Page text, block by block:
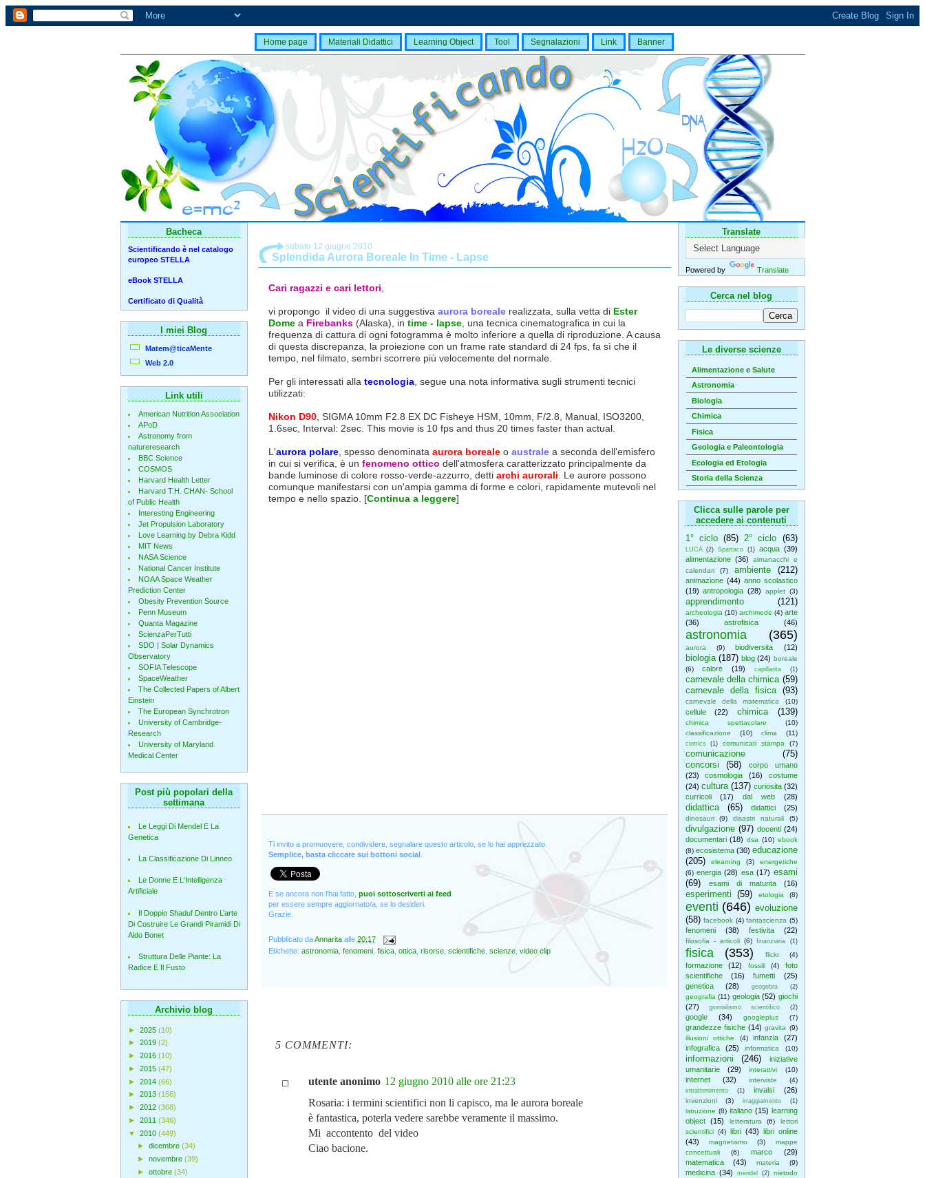
Home page Materiali Didattici Learning Object Tool Segnalazioni Link Banner
Translate
Powered by Translate
Cerca nel blog
Le diverse scienze
Alimentazione e Salute
Astronomia
Biologia
Chimica
Fisica
Geologia e Paleontologia
Ecologia ed Etologia
Storia della Scienza
Clicca sulle parole per
accedere ai contenuti
1° ciclo (85) 2° ciclo (63)
LUCA (2) Spartaco (1) acqua (39)
alimentazione (36)
almanacchi e
calendari
(7) ambiente (212)
animazione (44) anno scolastico
(19) antropologia (28) applet (3)
apprendimento (121)
archeologia (10) archimede (4) arte
(36)
astrofisica (46)
astronomia (365)
aurora (9) biodiversita (12)
biologia (187) blog (24) boreale
(6)
calore (19) capillarita (1)
carnevale della chimica (59)
carnevale della fisica
(93)
carnevale della matematica (10)
cellule (22) chimica (139)
chimica spettacolare
(10)
classificazione
(10) clima (11)
comics (1) comunicati stampa (7)
comunicazione
(75)
concorsi
(58)
corpo umano
(23)
cosmologia (16)
costume
(24) cultura (137) curiosita (32)
curricoli
(17) dal web (28)
didattica (65) didattici (25)
dinosauri (9) disastri naturali (5)
divulgazione (97) docenti (24)
documentari (18) dsa (10) ebook
(8) ecosistema (30) educazione
(205)
elearning (3)
energetiche
(6) energia (28) esa (17) esami
(69)
esami di maturita (16)
esperimenti (59) etologia (8)
eventi (646) evoluzione
(58) facebook (4) fantascienza (5)
fenomeni (38) festivita (22)
filosofia - articoli (6) finanziaria (1)
fisica (353) flickr (4)
formazione (12) fossili (4)
foto
scientifiche
(16) fumetti
(25)
genetica
(28) geogebra (2)
geografia (11) geologia (52) giochi
(27)
giornalismo scientifico (2)
google (34) googleplus (7)
grandezze fisiche (14) gravita (9)
illusioni ottiche
(4) infanzia
(27)
infografica
(25) informatica (10)
informazioni (246)
iniziative
umanitarie
(29) interattivi (10)
internet (32) interviste (4)
intrattenimento (1) invalsi (26)
invenzioni (3) irraggiamento (1)
istruzione (8) italiano (15) learning
object
(15) letteratura (6)
lettori
scientifici (4) libri (43) libri online
(43)
magnetismo (3)
mappe
concettuali
(6) marco
(29)
matematica
(43) materia (9)
medicina (34) mendel (2)
metodo
sabato 12 giugno 2010
Splendida Aurora Boreale In Time - Lapse
Cari ragazzi e cari lettori
vi propongo il video di una suggestiva aurora boreale realizzata, sulla vetta di Ester
Dome a Firebanks (Alaska), in time - lapse, una tecnica cinematografica in cui la
frequenza di cattura di ogni fotogramma è molto inferiore a quella di riproduzione. A causa
di questa discrepanza, la proiezione con un frame ratestandard di 24 fps, fa sì che il
tempo, nel filmato, sembri scorrere più velocemente del normale.
Per gli interessati alla tecnologia, segue una nota informativa sugli strumenti tecnici
utilizzati:
Nikon D90, SIGMA 10mm F2.8 EX DC Fisheye HSM, 10mm, F/2.8, Manual, ISO3200,
1.6sec, Interval: 2sec. This movie is 10 fps and thus 20 times faster than actual.
L'aurora polare, spesso denominata aurora borealeo australea seconda dell'emisfero
in cui si verifica, è un fenomeno ottico dell'atmosfera caratterizzato principalmente da
bande luminose di colore rosso-verde-azzurro, detti archi aurorali . Le aurore possono
comunque manifestarsi con un'ampia gamma di forme e colori, rapidamente mutevoli nel
tempo e nello spazio. [Continua a leggere]
Ti invito a promuovere, condividere, segnalare questo articolo, se lo hai apprezzato.
Semplice, basta cliccare sui bottoni social.
E se ancora non l'hai fatto, puoi sottoscriverti ai feed
per essere sempre aggiornato/a, se lo desideri.
Grazie.
Pubblicato daAnnarita alle 20:17
Etichette: astronomia, fenomeni, fisica, ottica, risorse, scientifiche, scienze, video clip
5 COMMENTI:
utente anonimo 12 giugno 2010 alle ore 21:23
Rosaria: i termini scientifici non li capisco, ma le aurora boreale
è fantastica, poterla vedere sarebbe veramente il massimo.
Mi accontento del video
Ciao bacione.
Bacheca
Scientificando è nel catalogo
europeo STELLA
eBook STELLA
Certificato di Qualità
I miei Blog
Matem@ticaMente
Web 2.0
Link utili
American Nutrition Association
APoD
Astronomy from
natureresearch
BBC Science
COSMOS
Harvard Health Letter
Harvard T.H. CHAN- School
of Public Health
Interesting Engineering
Jet Propulsion Laboratory
Love Learning by Debra Kidd
MIT News
NASA Science
National Cancer Institute
NOAA Space Weather
Prediction Center
Obesity Prevention Source
Penn Museum
Quanta Magazine
ScienzaPerTutti
SDO | Solar Dynamics
Observatory
SOFIA Telescope
SpaceWeather
The Collected Papers of Albert
Einstein
The European Synchrotron
University of Cambridge-
Research
University of Maryland
Medical Center
Post più popolari della
settimana
Le Leggi Di Mendel E La
Genetica
La Classificazione Di Linneo
Le Donne E L'Intelligenza
Artificiale
Il Doppio Shaduf Dentro L’arte
Di Costruire Le Grandi Piramidi Di
Aldo Bonet
Struttura Delle Piante: La
Radice E Il Fusto
Archivio blog
► 2025 (10)
► 2019 (2)
► 2016 (10)
► 2015 (47)
► 2014 (66)
► 2013 (156)
► 2012 (368)
► 2011 (346)
▼ 2010 (449)
► dicembre (34)
► novembre (39)
► ottobre (34)